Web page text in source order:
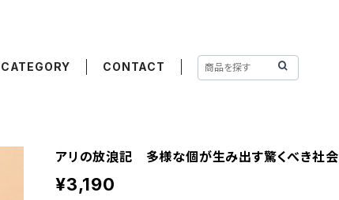
CATEGORY CONTACT
アリの放浪記 多様な個が生み出す驚くべき社会
¥3,190